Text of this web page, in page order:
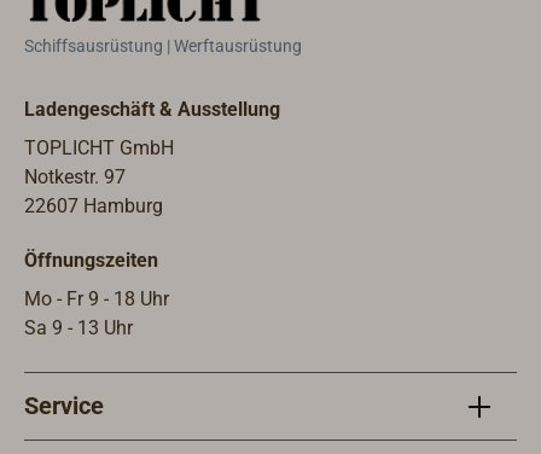
Schiffsausrüstung | Werftausrüstung
Ladengeschäft & Ausstellung
TOPLICHT GmbH
Notkestr. 97
22607 Hamburg
Öffnungszeiten
Mo - Fr 9 - 18 Uhr
Sa 9 - 13 Uhr
Service